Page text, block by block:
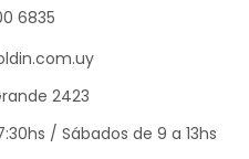
6835
2423
/ Sábados de 9 a 13hs